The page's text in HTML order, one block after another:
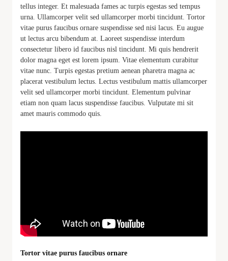
tellus integer. Et malesuada fames ac turpis egestas sed tempus
urna. Ullamcorper velit sed ullamcorper morbi tincidunt. Tortor
vitae purus faucibus ornare suspendisse sed nisi lacus. Eu augue
ut lectus arcu bibendum at. Laoreet suspendisse interdum
consectetur libero id faucibus nisl tincidunt. Mi quis hendrerit
dolor magna eget est lorem ipsum. Vitae elementum curabitur
vitae nunc. Turpis egestas pretium aenean pharetra magna ac
placerat vestibulum lectus. Lectus vestibulum mattis ullamcorper
velit sed ullamcorper morbi tincidunt. Elementum pulvinar
etiam non quam lacus suspendisse faucibus. Vulputate mi sit
amet mauris commodo quis.
Tortor vitae purus faucibus ornare